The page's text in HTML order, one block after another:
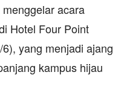
acara
Hotel Four Point
yang menjadi ajang
kampus hijau